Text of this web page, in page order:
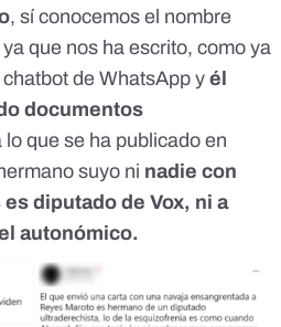
, sí conocemos el nombre
que nos ha escrito, como ya
de WhatsApp yél
documentos
lo que se ha publicado en
suyo ni nadie con
diputado de Vox, ni a
autonómico.